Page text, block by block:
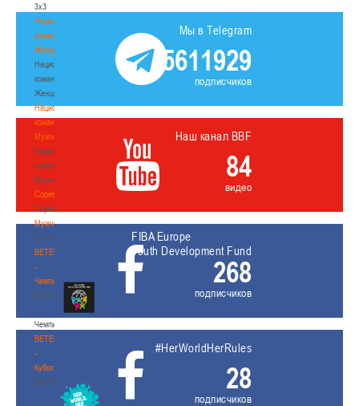
3х3
Национальная
команда.
Женщины
Национальная
команда.
Женщины
Национальная
команда.
Мужчины
Национальная
команда.
Мужчины
Соревнования
Соревнования
Мужчины
Мужчины
BETERA
-
Чемпионат
BETERA
-
Чемпионат
BETERA
-
Кубок
BETERA
-
Мы в Telegram
5611929
подписчиков
Наш канал BBF
84
видео
FIBA Europe
Youth Development Fund
268
подписчиков
#HerWorldHerRules
28
подписчиков